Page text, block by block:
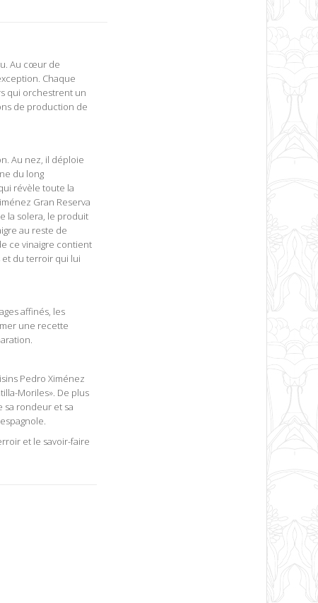
Au cœur de
Chaque
qui orchestrent un
de production de
Au nez, il déploie
du long
révèle toute la
Gran Reserva
la solera, le produit
au reste de
ce vinaigre contient
et du terroir qui lui
affinés, les
une recette
Pedro Ximénez
Moriles». De plus
sa rondeur et sa
et le savoir-faire